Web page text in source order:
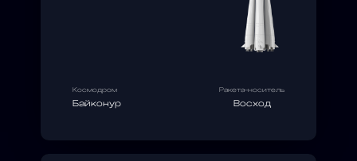
Космодром
Байконур
Ракета-носитель
Восход